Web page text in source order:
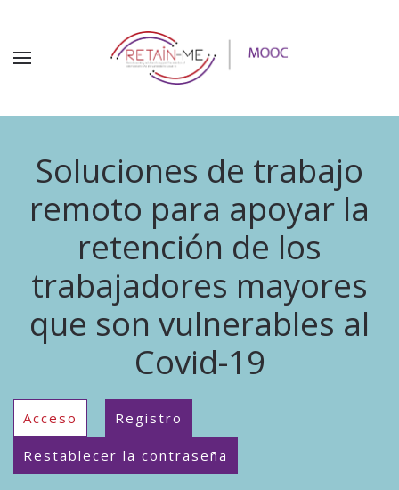
Soluciones de trabajo
remoto para apoyar la
retención de los
trabajadores mayores
que son vulnerables al
Covid-19
Acceso Registro
Restablecer la contraseña